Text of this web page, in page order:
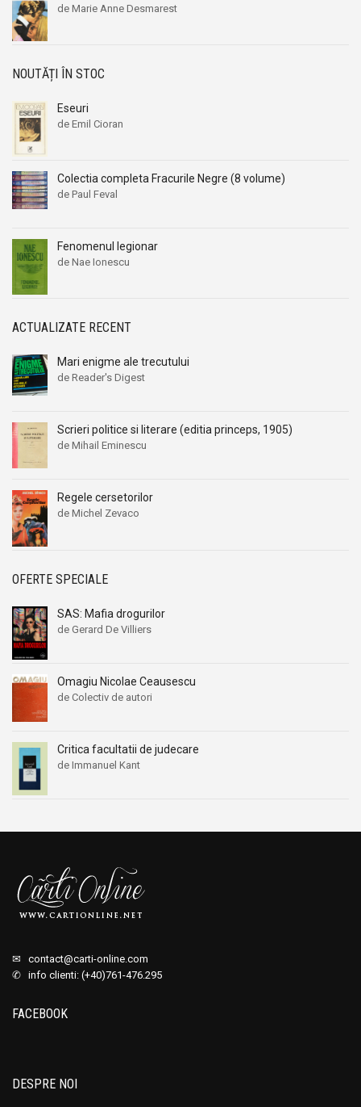
de Marie Anne Desmarest
NOUTĂȚI ÎN STOC
Eseuri
de Emil Cioran
Colectia completa Fracurile Negre (8 volume)
de Paul Feval
Fenomenul legionar
de Nae Ionescu
ACTUALIZATE RECENT
Mari enigme ale trecutului
de Reader's Digest
Scrieri politice si literare (editia princeps, 1905)
de Mihail Eminescu
Regele cersetorilor
de Michel Zevaco
OFERTE SPECIALE
SAS: Mafia drogurilor
de Gerard De Villiers
Omagiu Nicolae Ceausescu
de Colectiv de autori
Critica facultatii de judecare
de Immanuel Kant
✉ contact@carti-online.com
✆ info clienti: (+40)761-476.295
FACEBOOK
DESPRE NOI